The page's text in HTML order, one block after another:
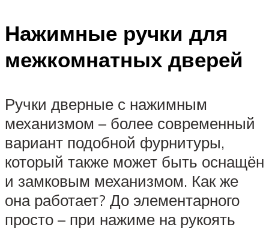
Нажимные ручки для
межкомнатных дверей
Ручки дверные с нажимным
механизмом – более современный
вариант подобной фурнитуры,
который также может быть оснащён
и замковым механизмом. Как же
она работает? До элементарного
просто – при нажиме на рукоять